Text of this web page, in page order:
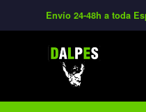
Envío 24-48h a toda